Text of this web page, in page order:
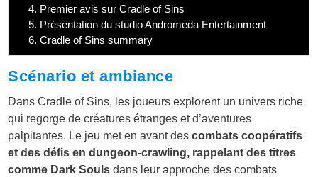
4. Premier avis sur Cradle of Sins
5. Présentation du studio Andromeda Entertainment
6. Cradle of Sins summary
Scénario et ambiance
Dans Cradle of Sins, les joueurs explorent un univers riche
qui regorge de créatures étranges et d’aventures
palpitantes. Le jeu met en avant descombats coopératifs
et des défis en dungeon-crawling, rappelant des titres
comme Dark Soulsdans leur approche des combats